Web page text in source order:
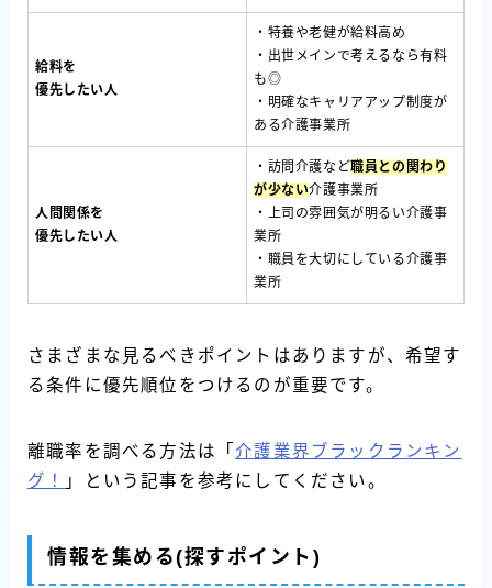
給料を
優先したい人
・特養や老健が給料高め
・出世メインで考えるなら有料
も◎
・明確なキャリアアップ制度が
ある介護事業所
人間関係を
優先したい人
・訪問介護など職員との関わり
が少ない介護事業所
・上司の雰囲気が明るい介護事
業所
・職員を大切にしている介護事
業所
さまざまな見るべきポイントはありますが、希望す
る条件に優先順位をつけるのが重要です。
離職率を調べる方法は「介護業界ブラックランキン
グ！
」という記事を参考にしてください。
情報を集める(探すポイント)